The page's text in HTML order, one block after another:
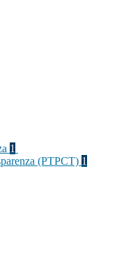
1
(PTPCT) 1